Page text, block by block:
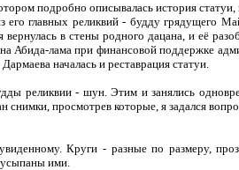
подробно описывалась история
главных реликвий - будду грядущего
в стены родного дацана, и её
Абида-лама при финансовой поддержке
началась и реставрация статуи.
реликвии - шун. Этим и занялись
просмотрев которые, я задался
Круги - разные по размеру,
усыпаны ими.